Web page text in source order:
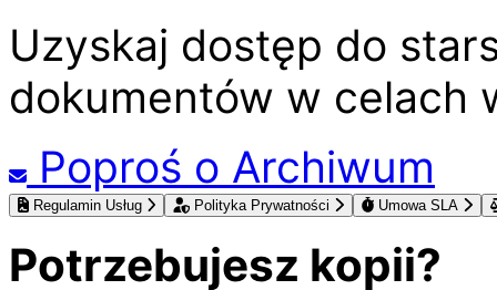
Uzyskaj dostęp do
dokumentów w celach
Poproś o Archiwum
Regulamin Usług Polityka Prywatności Umowa SLA
Potrzebujesz kopii?